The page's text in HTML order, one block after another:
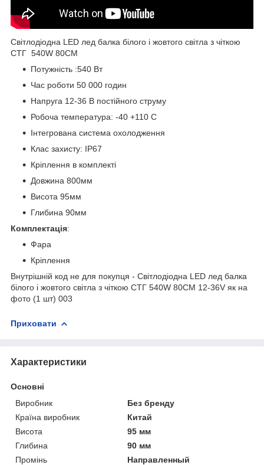
Світлодіодна LED лед балка білого і жовтого світла з чіткою
СТГ 540W 80СМ
Потужність :540 Вт
Час роботи 50 000 годин
Напруга 12-36 В постійного струму
Робоча температура: -40 +110 C
Інтегрована система охолодження
Клас захисту: IP67
Кріплення в комплекті
Довжина 800мм
Висота 95мм
Глибина 90мм
Комплектація:
Фара
Кріплення
Внутрішній код не для покупця - Світлодіодна LED лед балка
білого і жовтого світла з чіткою СТГ 540W 80СМ 12-36V як на
фото (1 шт) 003
Приховати
Характеристики
Основні
Виробник
Без бренду
Країна виробник
Китай
Висота
95 мм
Глибина
90 мм
Промінь
Направленный